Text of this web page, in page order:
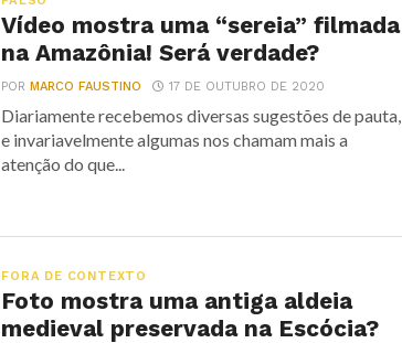
Vídeo mostra uma “sereia” filmada
na Amazônia! Será verdade?
PORMARCO FAUSTINO 17 DE OUTUBRO DE 2020
Diariamente recebemos diversas sugestões de pauta,
e invariavelmente algumas nos chamam mais a
atenção do que...
FORA DE CONTEXTO
Foto mostra uma antiga aldeia
medieval preservada na Escócia?